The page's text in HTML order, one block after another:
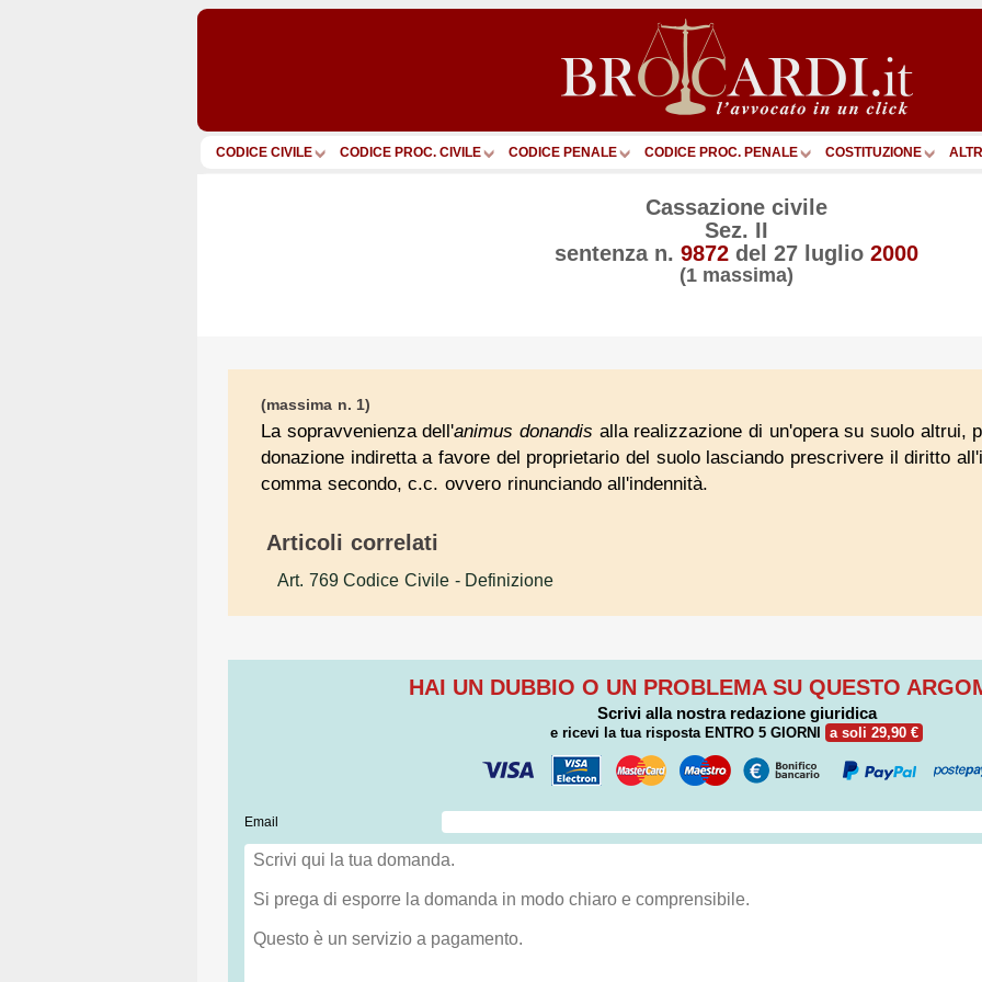
CODICE CIVILE CODICE PROC. CIVILE CODICE PENALE CODICE PROC. PENALE COSTITUZIONE ALTRI
Cassazione civile
Sez. II
sentenza n. 9872 del 27 luglio 2000
(1 massima)
(massima n. 1)
La sopravvenienza dell'animus donandis alla realizzazione di un'opera su suolo altrui,
donazione indiretta a favore del proprietario del suolo lasciando prescrivere il diritto
comma secondo, c.c. ovvero rinunciando all'indennità.
Articoli correlati
Art. 769 Codice Civile - Definizione
HAI UN DUBBIO O UN PROBLEMA SU QUESTO
Scrivi alla nostra redazione giuridica
e ricevi la tua risposta ENTRO 5 GIORNI a soli 29,90 €
Email